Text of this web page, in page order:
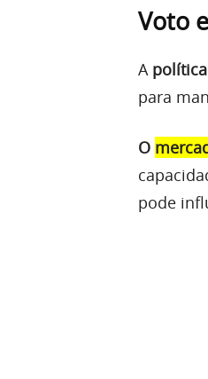
Voto
A
para
O
pode